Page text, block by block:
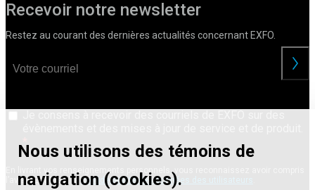
Nous utilisons des témoins de
navigation (cookies).
Recevoir notre newsletter
Restez au courant des dernières actualités concernant EXFO.
En livrant vos renseignements personnels, vous reconnaissez avoir compris
l’avis d’EXFO sur la confidentialité des données des utilisateurs